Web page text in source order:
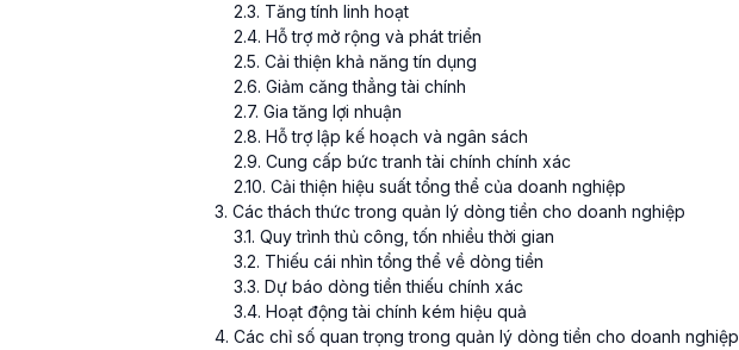
2.3. Tăng tính linh hoạt
2.4. Hỗ trợ mở rộng và phát triển
2.5. Cải thiện khả năng tín dụng
2.6. Giảm căng thẳng tài chính
2.7. Gia tăng lợi nhuận
2.8. Hỗ trợ lập kế hoạch và ngân sách
2.9. Cung cấp bức tranh tài chính chính xác
2.10. Cải thiện hiệu suất tổng thể của doanh nghiệp
3. Các thách thức trong quản lý dòng tiền cho doanh nghiệp
3.1. Quy trình thủ công, tốn nhiều thời gian
3.2. Thiếu cái nhìn tổng thể về dòng tiền
3.3. Dự báo dòng tiền thiếu chính xác
3.4. Hoạt động tài chính kém hiệu quả
4. Các chỉ số quan trọng trong quản lý dòng tiền cho doanh nghiệp